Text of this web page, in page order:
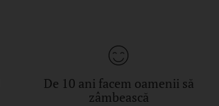
De 10 ani facem oamenii să
zâmbească